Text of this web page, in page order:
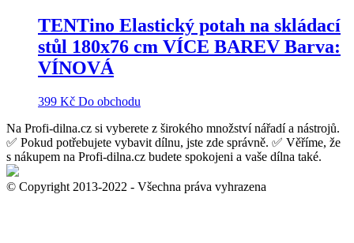
TENTino Elastický potah na skládací
stůl 180x76 cm VÍCE BAREV Barva:
VÍNOVÁ
399 Kč Do obchodu
Na Profi-dilna.cz si vyberete z širokého množství nářadí a nástrojů.
✅ Pokud potřebujete vybavit dílnu, jste zde správně. ✅ Věříme, že
s nákupem na Profi-dilna.cz budete spokojeni a vaše dílna také.
© Copyright 2013-2022 - Všechna práva vyhrazena